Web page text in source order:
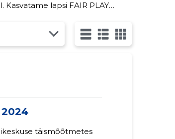
lapsi FAIR PLAY
2024
täismõõtmetes